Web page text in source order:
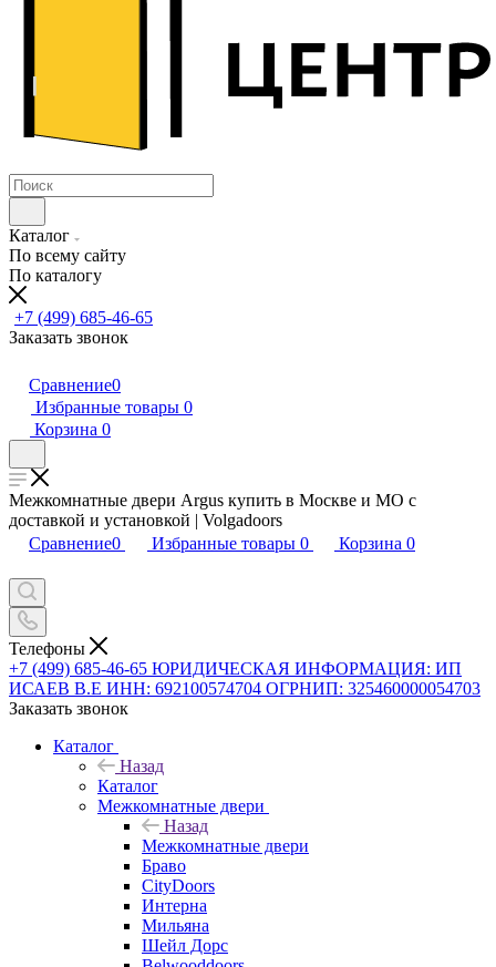
Каталог
По всему сайту
По каталогу
+7 (499) 685-46-65
Заказать звонок
Сравнение0
Избранные товары 0
Корзина 0
Межкомнатные двери Argus купить в Москве и МО с
доставкой и установкой | Volgadoors
Сравнение0 Избранные товары 0 Корзина 0
Телефоны
+7 (499) 685-46-65 ЮРИДИЧЕСКАЯ ИНФОРМАЦИЯ: ИП
ИСАЕВ В.Е ИНН: 692100574704 ОГРНИП: 325460000054703
Заказать звонок
Каталог
Назад
Каталог
Межкомнатные двери
Назад
Межкомнатные двери
Браво
CityDoors
Интерна
Мильяна
Шейл Дорс